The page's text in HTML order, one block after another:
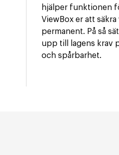
hjälper funktionen
ViewBox er att
permanent. På så
upp till lagens krav
och spårbarhet.